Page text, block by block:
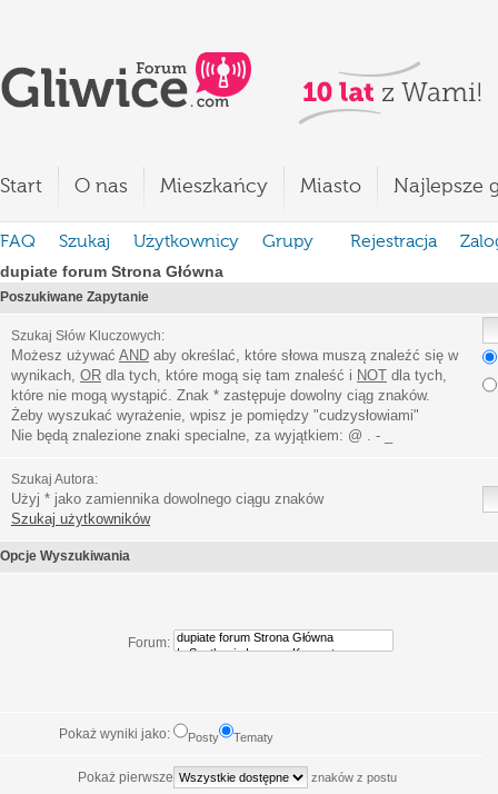
Start O nas Mieszkańcy Miasto Najlepsze
FAQ Szukaj Użytkownicy Grupy Rejestracja
dupiate forum Strona Główna
Poszukiwane Zapytanie
Szukaj Słów Kluczowych:
Możesz używać AND aby określać, które słowa muszą znaleźć się w
wynikach, OR dla tych, które mogą się tam znaleść i NOT dla tych,
które nie mogą wystąpić. Znak * zastępuje dowolny ciąg znaków.
Żeby wyszukać wyrażenie, wpisz je pomiędzy "cudzysłowiami"
Nie będą znalezione znaki specialne, za wyjątkiem: @ . - _
Szukaj Autora:
Użyj * jako zamiennika dowolnego ciągu znaków
Szukaj użytkowników
Opcje Wyszukiwania
Forum:
Pokaż wyniki jako: Posty Tematy
Pokaż pierwsze znaków z postu